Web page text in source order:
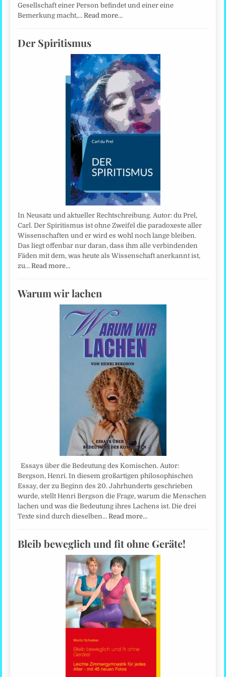
Gesellschaft einer Person befindet und einer eine
Bemerkung macht,…Read more…
Der Spiritismus
In Neusatz und aktueller Rechtschreibung. Autor: du Prel,
Carl. Der Spiritismus ist ohne Zweifel die paradoxeste aller
Wissenschaften und er wird es wohl noch lange bleiben.
Das liegt offenbar nur daran, dass ihm alle verbindenden
Fäden mit dem, was heute als Wissenschaft anerkannt ist,
zu…Read more…
Warum wir lachen
Essays über die Bedeutung des Komischen. Autor:
Bergson, Henri. In diesem großartigen philosophischen
Essay, der zu Beginn des 20. Jahrhunderts geschrieben
wurde, stellt Henri Bergson die Frage, warum die Menschen
lachen und was die Bedeutung ihres Lachens ist. Die drei
Texte sind durch dieselben…Read more…
Bleib beweglich und fit ohne Geräte!